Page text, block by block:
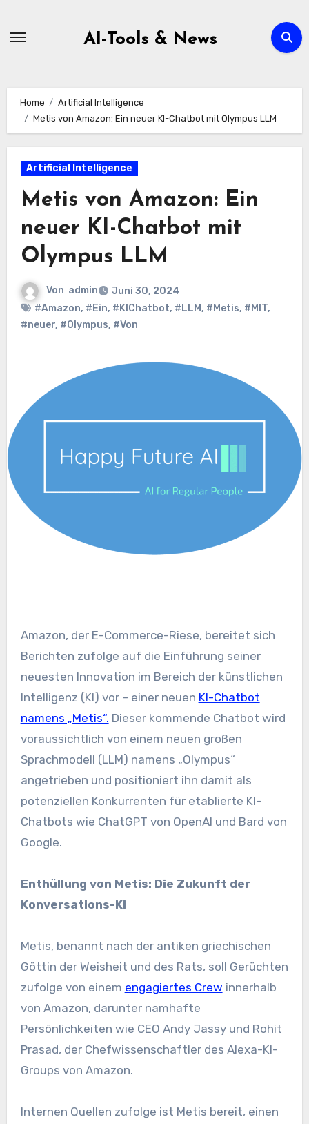
AI-Tools & News
Home
Artificial Intelligence
Metis von Amazon: Ein neuer KI-Chatbot mit Olympus LLM
Artificial Intelligence
Metis von Amazon: Ein
neuer KI-Chatbot mit
Olympus LLM
Von admin
Juni 30, 2024
#Amazon, #Ein, #KIChatbot, #LLM, #Metis, #MIT,
#neuer, #Olympus, #Von
Amazon, der E-Commerce-Riese, bereitet sich
Berichten zufolge auf die Einführung seiner
neuesten Innovation im Bereich der künstlichen
Intelligenz (KI) vor – einer neuen KI-Chatbot
namens „Metis“. Dieser kommende Chatbot wird
voraussichtlich von einem neuen großen
Sprachmodell (LLM) namens „Olympus“
angetrieben und positioniert ihn damit als
potenziellen Konkurrenten für etablierte KI-
Chatbots wie ChatGPT von OpenAI und Bard von
Google.
Enthüllung von Metis: Die Zukunft der
Konversations-KI
Metis, benannt nach der antiken griechischen
Göttin der Weisheit und des Rats, soll Gerüchten
zufolge von einem engagiertes Crew innerhalb
von Amazon, darunter namhafte
Persönlichkeiten wie CEO Andy Jassy und Rohit
Prasad, der Chefwissenschaftler des Alexa-KI-
Groups von Amazon.
Internen Quellen zufolge ist Metis bereit, einen